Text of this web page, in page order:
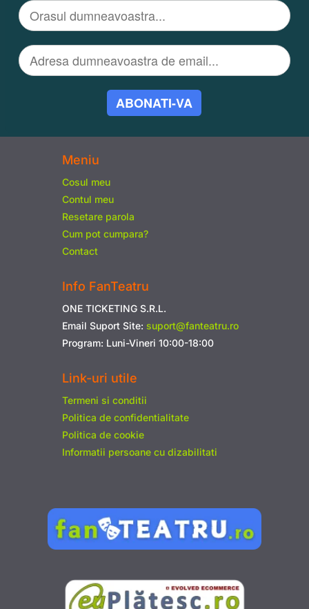
ABONATI-VA
Meniu
Cosul meu
Contul meu
Resetare parola
Cum pot cumpara?
Contact
Info FanTeatru
ONE TICKETING S.R.L.
Email Suport Site: suport@fanteatru.ro
Program: Luni-Vineri 10:00-18:00
Link-uri utile
Termeni si conditii
Politica de confidentialitate
Politica de cookie
Informatii persoane cu dizabilitati